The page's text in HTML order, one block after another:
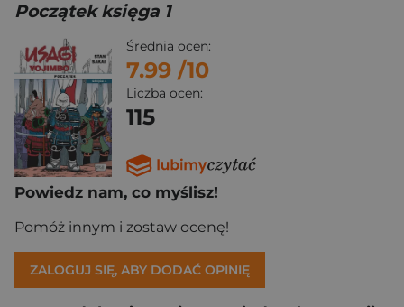
Początek księga 1
Średnia ocen:
7.99 /10
Liczba ocen:
115
Powiedz nam, co myślisz!
Pomóż innym i zostaw ocenę!
ZALOGUJ SIĘ, ABY DODAĆ OPINIĘ